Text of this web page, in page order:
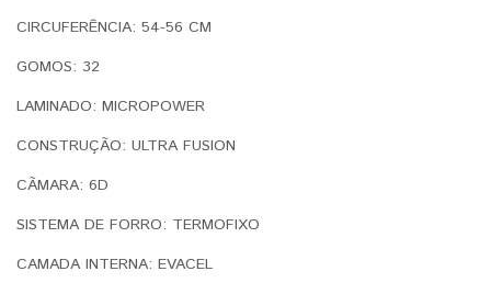
CIRCUFERÊNCIA: 54-56 CM
GOMOS: 32
LAMINADO: MICROPOWER
CONSTRUÇÃO: ULTRA FUSION
CÃMARA: 6D
SISTEMA DE FORRO: TERMOFIXO
CAMADA INTERNA: EVACEL